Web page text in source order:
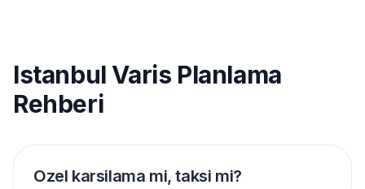
Istanbul Varis Planlama
Rehberi
Ozel karsilama mi, taksi mi?